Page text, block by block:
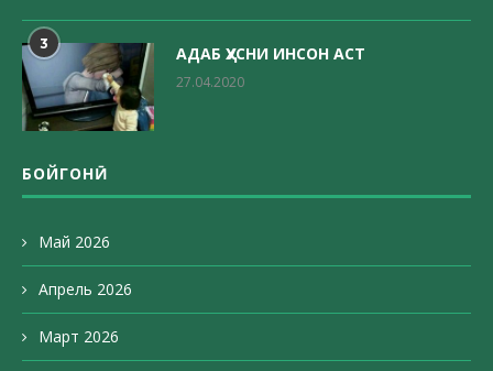
3 АДАБ ҲУСНИ ИНСОН АСТ
27.04.2020
БОЙГОНӢ
Май 2026
Апрель 2026
Март 2026